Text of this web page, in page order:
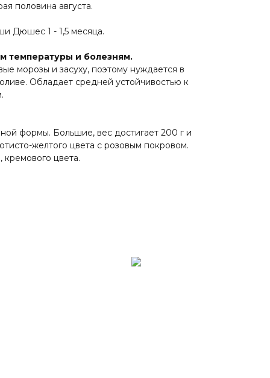
половина августа.
Дюшес 1 - 1,5 месяца.
температуры и болезням.
морозы и засуху, поэтому нуждается в
Обладает средней устойчивостью к
формы. Большие, вес достигает 200 г и
желтого цвета с розовым покровом.
кремового цвета.